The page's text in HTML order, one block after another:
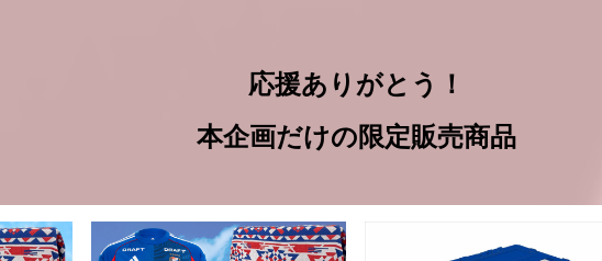
応援ありがとう！
本企画だけの限定販売商品